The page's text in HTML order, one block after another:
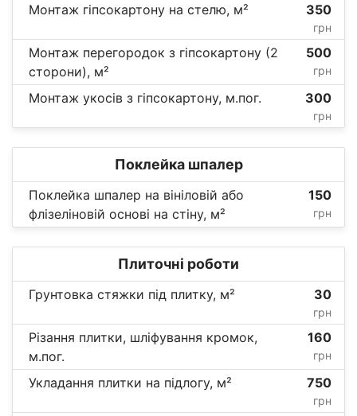
Монтаж гіпсокартону на стелю, м² 350
грн
Монтаж перегородок з гіпсокартону (2
сторони), м²
500
грн
Монтаж укосів з гіпсокартону, м.пог. 300
грн
Поклейка шпалер
Поклейка шпалер на вініловій або
флізеліновій основі на стіну, м²
150
грн
Плиточні роботи
Грунтовка стяжки під плитку, м² 30
грн
Різання плитки, шліфування кромок,
м.пог.
160
грн
Укладання плитки на підлогу, м² 750
грн